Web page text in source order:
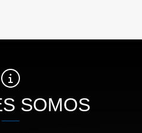
SOMOS